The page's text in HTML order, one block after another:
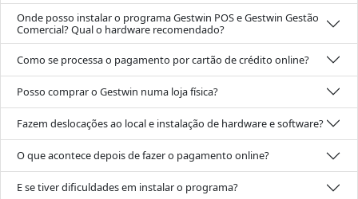
Onde posso instalar o programa Gestwin POS e Gestwin Gestão
Comercial? Qual o hardware recomendado?
Como se processa o pagamento por cartão de crédito online?
Posso comprar o Gestwin numa loja física?
Fazem deslocações ao local e instalação de hardware e software?
O que acontece depois de fazer o pagamento online?
E se tiver dificuldades em instalar o programa?